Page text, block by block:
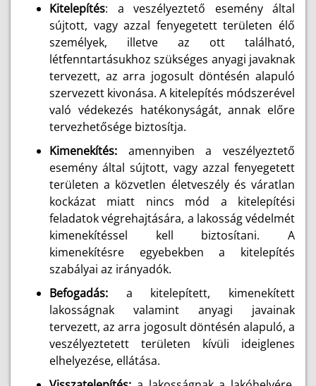
Kitelepítés: a veszélyeztető esemény által
sújtott, vagy azzal fenyegetett területen élő
személyek, illetve az ott található,
létfenntartásukhoz szükséges anyagi javaknak
tervezett, az arra jogosult döntésén alapuló
szervezett kivonása. A kitelepítés módszerével
való védekezés hatékonyságát, annak előre
tervezhetősége biztosítja.
Kimenekítés: amennyiben a veszélyeztető
esemény által sújtott, vagy azzal fenyegetett
területen a közvetlen életveszély és váratlan
kockázat miatt nincs mód a kitelepítési
feladatok végrehajtására, a lakosság védelmét
kimenekítéssel kell biztosítani. A
kimenekítésre egyebekben a kitelepítés
szabályai az irányadók.
Befogadás: a kitelepített, kimenekített
lakosságnak valamint anyagi javainak
tervezett, az arra jogosult döntésén alapuló, a
veszélyeztetett területen kívüli ideiglenes
elhelyezése, ellátása.